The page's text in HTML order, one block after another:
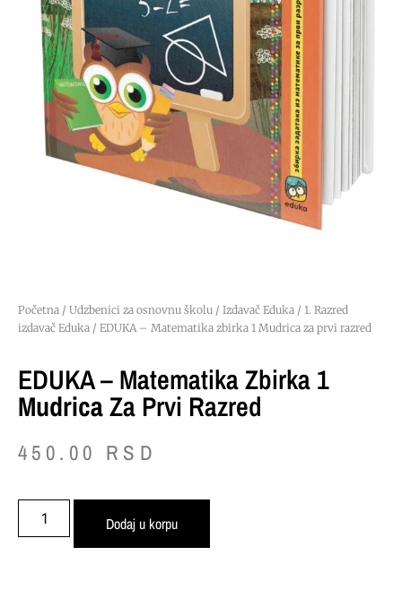
Početna / Udzbenici za osnovnu školu / Izdavač Eduka / 1. Razred
izdavač Eduka / EDUKA – Matematika zbirka 1 Mudrica za prvi razred
EDUKA – Matematika Zbirka 1
MudricaZa Prvi Razred
450.00 RSD
Dodaj u korpu